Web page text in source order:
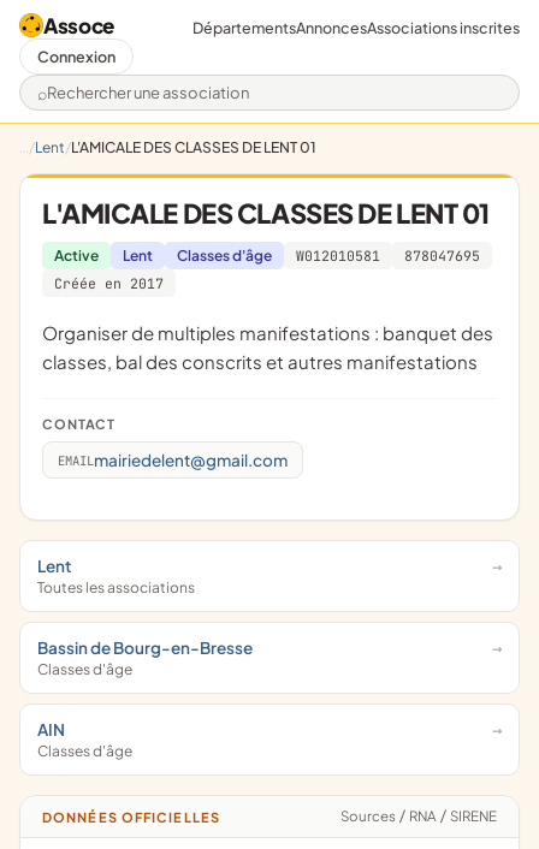
Assoce
Rechercher une association
DépartementsAnnoncesAssociations inscrites
Connexion
Lent L'AMICALE DES CLASSES DE LENT 01
L'AMICALE DES CLASSES DE LENT 01
Active Lent Classes d'âge W012010581
878047695
Créée en 2017
organiser de multiples manifestations : banquet des
classes, bal des conscrits et autres manifestations
CONTACT
EMAIL mairiedelent@gmail.com
Lent
Toutes les associations
Bassin de Bourg-en-Bresse
Classes d'âge
AIN
Classes d'âge
DONNÉES OFFICIELLES Sources / RNA / SIRENE